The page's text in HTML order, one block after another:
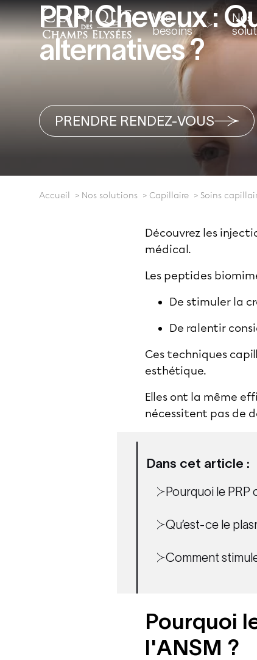
Vos
besoins
Nos
PRP Cheveux :
alternatives ?
PRENDRE RENDEZ-VOUS
Accueil Nos solutions Capillaire Soins
Dans cet article :
Pourquoi le
Qu’est-ce le
Comment
Découvrez les
médical.
Les peptides
De stimuler la
De ralentir
Ces techniques
esthétique.
Elles ont la même
nécessitent pas de
Pourquoi
l'ANSM ?